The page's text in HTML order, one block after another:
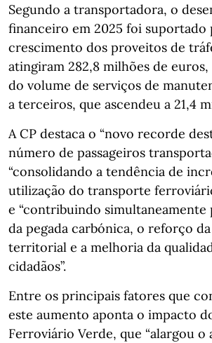
Segundo a transportadora, o
financeiro em 2025 foi suportado
crescimento dos proveitos de
atingiram 282,8 milhões de
do volume de serviços de
a terceiros, que ascendeu a 21,4
A CP destaca o “novo recorde
número de passageiros
“consolidando a tendência de
utilização do transporte
e “contribuindo simultaneamente
da pegada carbónica, o reforço
territorial e a melhoria da
cidadãos”.
Entre os principais fatores que
este aumento aponta o impacto
Ferroviário Verde, que “alargou o